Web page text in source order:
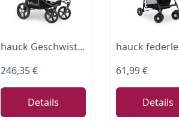
hauck Geschwisterwagen Roadster Duo SLX, Zwillingsbuggy ab Geburt bis 15 kg (ca. 3 Jahren) mit Liegefunktion, XL Korb, Einfach und Klein Zusammenklappbar, Große Räder (Grey/Silver)
246,35 €
Details
61,99 €
Details